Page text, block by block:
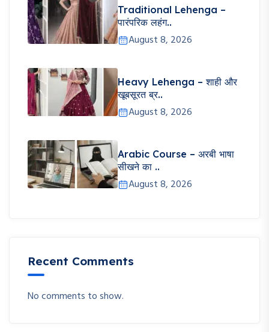
Traditional Lehenga –
पारंपरिक लहंग..
August 8, 2026
Heavy Lehenga – शाही और
खूबसूरत ब्र..
August 8, 2026
Arabic Course – अरबी भाषा
सीखने का ..
August 8, 2026
Recent Comments
No comments to show.